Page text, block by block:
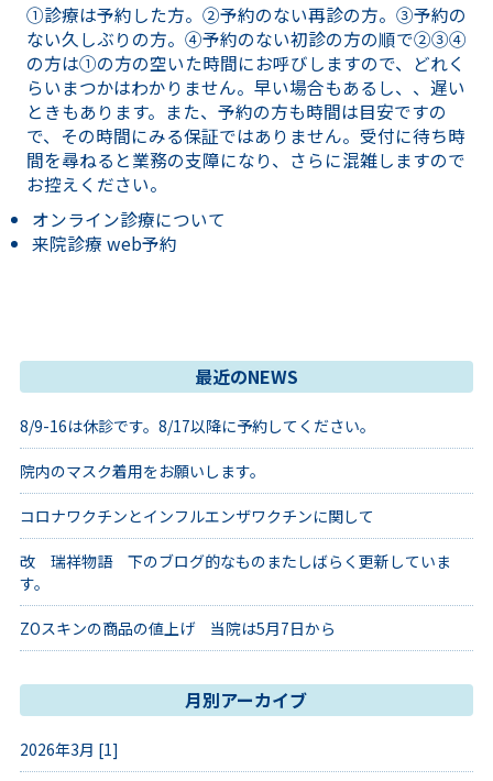
①診療は予約した方。②予約のない再診の方。③予約の
ない久しぶりの方。④予約のない初診の方の順で②③④
の方は①の方の空いた時間にお呼びしますので、どれく
らいまつかはわかりません。早い場合もあるし、、遅い
ときもあります。また、予約の方も時間は目安ですの
で、その時間にみる保証ではありません。受付に待ち時
間を尋ねると業務の支障になり、さらに混雑しますので
お控えください。
オンライン診療について
来院診療 web予約
最近のNEWS
8/9-16は休診です。8/17以降に予約してください。
院内のマスク着用をお願いします。
コロナワクチンとインフルエンザワクチンに関して
改 瑞祥物語 下のブログ的なものまたしばらく更新していま
す。
ZOスキンの商品の値上げ 当院は5月7日から
月別アーカイブ
2026年3月 [1]